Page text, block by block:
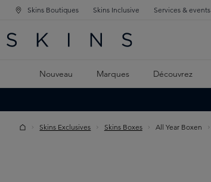
PRINCIPALE
CONTENU PRINCIPAL
Skins Boutiques Skins Inclusive Services & events
Nouveau Marques Découvrez
Skins Exclusives Skins Boxes All Year Boxen